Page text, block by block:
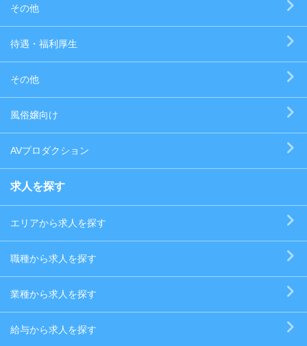
その他
待遇・福利厚生
その他
風俗嬢向け
AVプロダクション
求人を探す
エリアから求人を探す
職種から求人を探す
業種から求人を探す
給与から求人を探す